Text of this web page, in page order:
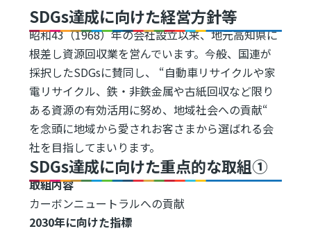
SDGs達成に向けた経営方針等
昭和43（1968）年の会社設立以来、地元高知県に
根差し資源回収業を営んでいます。今般、国連が
採択したSDGsに賛同し、 “自動車リサイクルや家
電リサイクル、鉄・非鉄金属や古紙回収など限り
ある資源の有効活用に努め、地域社会への貢献“
を念頭に地域から愛されお客さまから選ばれる会
社を目指してまいります。
SDGs達成に向けた重点的な取組①
取組内容
カーボンニュートラルへの貢献
2030年に向けた指標